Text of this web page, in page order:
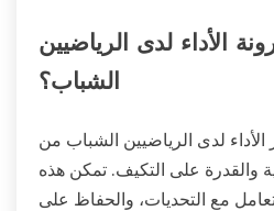
الأداء لدى الرياضيين
الشباب؟
لدى الرياضيين الشباب من
والقدرة على التكيف. تمكن هذه
مع التحديات، والحفاظ على